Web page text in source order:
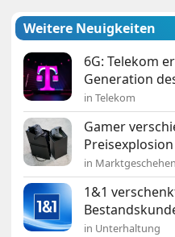
Weitere Neuigkeiten
6G: Telekom
Generation
in Telekom
Gamer
Preisexplosion
in Marktgeschehen
1&1
in Unterhaltung